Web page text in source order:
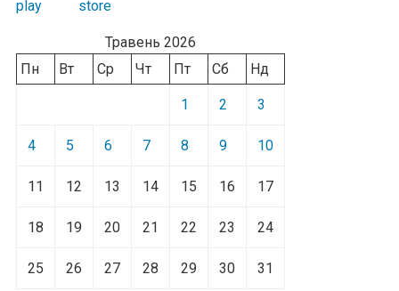
Травень 2026
Пн
Вт Ср Чт Пт Сб Нд
1 2 3
4 5 6 7 8 9 10
11 12 13 14 15 16 17
18 19 20 21 22 23 24
25 26 27 28 29 30
31